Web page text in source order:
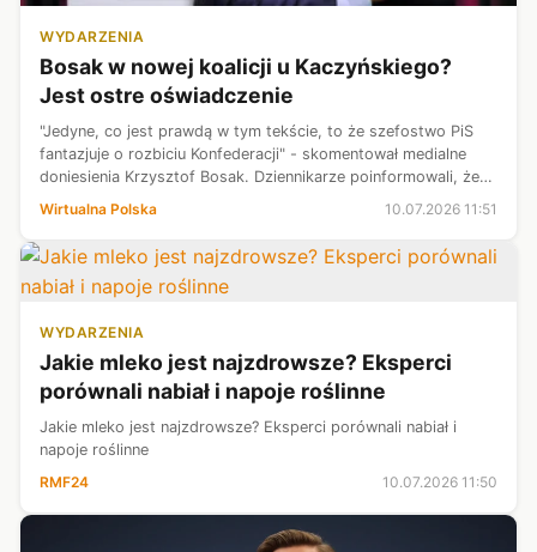
WYDARZENIA
Bosak w nowej koalicji u Kaczyńskiego?
Jest ostre oświadczenie
"Jedyne, co jest prawdą w tym tekście, to że szefostwo PiS
fantazjuje o rozbiciu Konfederacji" - skomentował medialne
doniesienia Krzysztof Bosak. Dziennikarze poinformowali, że
koalicję, w którą z...
Wirtualna Polska 10.07.2026 11:51
WYDARZENIA
Jakie mleko jest najzdrowsze? Eksperci
porównali nabiał i napoje roślinne
Jakie mleko jest najzdrowsze? Eksperci porównali nabiał i
napoje roślinne
RMF24
10.07.2026 11:50